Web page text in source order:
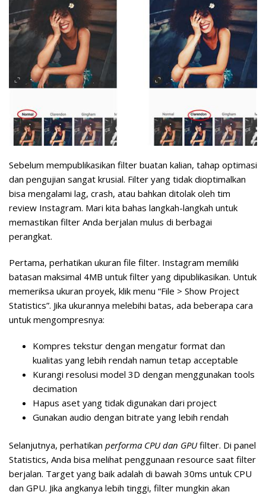
Sebelum mempublikasikan filter buatan kalian, tahap optimasi
dan pengujian sangat krusial. Filter yang tidak dioptimalkan
bisa mengalami lag, crash, atau bahkan ditolak oleh tim
review Instagram. Mari kita bahas langkah-langkah untuk
memastikan filter Anda berjalan mulus di berbagai
perangkat.
Pertama, perhatikan ukuran file filter. Instagram memiliki
batasan maksimal 4MB untuk filter yang dipublikasikan. Untuk
memeriksa ukuran proyek, klik menu “File > Show Project
Statistics”. Jika ukurannya melebihi batas, ada beberapa cara
untuk mengompresnya:
Kompres tekstur dengan mengatur format dan
kualitas yang lebih rendah namun tetap acceptable
Kurangi resolusi model 3D dengan menggunakan tools
decimation
Hapus aset yang tidak digunakan dari project
Gunakan audio dengan bitrate yang lebih rendah
Selanjutnya, perhatikan performa CPU dan GPUfilter. Di panel
Statistics, Anda bisa melihat penggunaan resource saat filter
berjalan. Target yang baik adalah di bawah 30ms untuk CPU
dan GPU. Jika angkanya lebih tinggi, filter mungkin akan